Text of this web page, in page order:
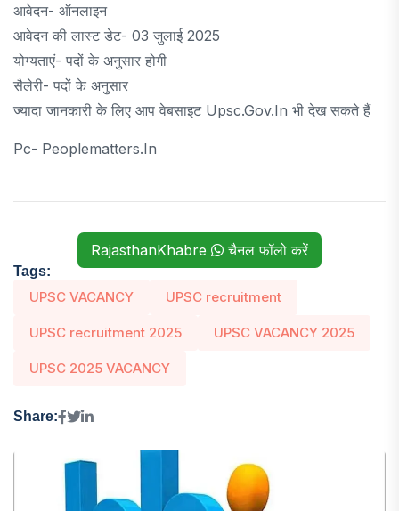
आवेदन- ऑनलाइन
आवेदन की लास्ट डेट- 03 जुलाई 2025
योग्यताएं- पदों के अनुसार होगी
सैलेरी- पदों के अनुसार
ज्यादा जानकारी के लिए आप वेबसाइट Upsc.gov.in भी देख सकते हैं
Pc- Peoplematters.in
RajasthanKhabre चैनल फॉलो करें
Tags:
UPSC VACANCY UPSC recruitment
UPSC recruitment 2025 UPSC VACANCY 2025
UPSC 2025 VACANCY
Share: